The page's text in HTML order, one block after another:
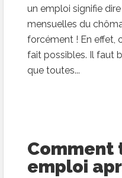
un emploi signifie
mensuelles du
forcément ! En effet,
fait possibles. Il faut
que toutes...
Comment
emploi